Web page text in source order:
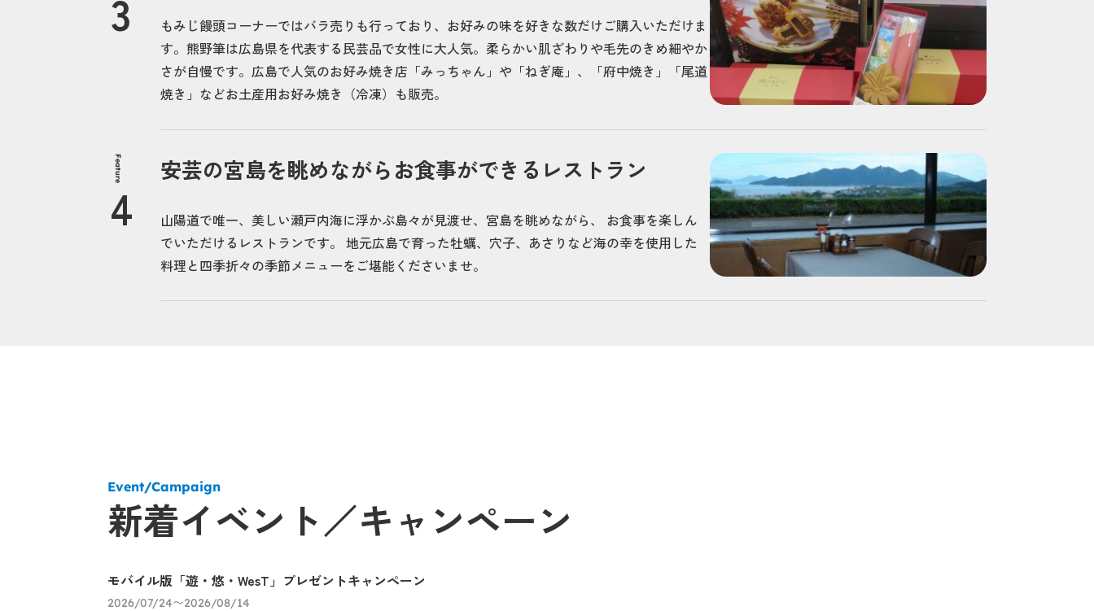
もみじ饅頭コーナーではバラ売りも行っており、お好みの味を好きな数だけご購入いただけま
す。熊野筆は広島県を代表する民芸品で女性に大人気。柔らかい肌ざわりや毛先のきめ細やか
さが自慢です。広島で人気のお好み焼き店「みっちゃん」や「ねぎ庵」、「府中焼き」「尾道
焼き」などお土産用お好み焼き（冷凍）も販売。
Feature 安芸の宮島を眺めながらお食事ができるレストラン
山陽道で唯一、美しい瀬戸内海に浮かぶ島々が見渡せ、宮島を眺めながら、 お食事を楽しん
でいただけるレストランです。 地元広島で育った牡蠣、穴子、あさりなど海の幸を使用した
料理と四季折々の季節メニューをご堪能くださいませ。
Event/Campaign
新着イベント／キャンペーン
モバイル版「遊・悠・WesT」プレゼントキャンペーン
2026/07/24〜2026/08/14